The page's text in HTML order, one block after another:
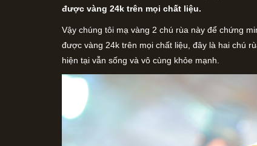
được vàng 24k trên mọi chất liệu.
Vậy chúng tôi mạ vàng 2 chú rùa này để chứng
được vàng 24k trên mọi chất liệu, đây là hai chú
hiện tại vẫn sống và vô cùng khỏe mạnh.